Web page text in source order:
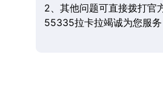
2、其他问题可直接拨打官
55335拉卡拉竭诚为您服务